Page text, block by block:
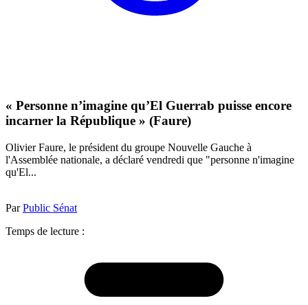
« Personne n’imagine qu’El Guerrab puisse encore
incarner la République » (Faure)
Olivier Faure, le président du groupe Nouvelle Gauche à
l'Assemblée nationale, a déclaré vendredi que "personne n'imagine
qu'El...
ParPublic Sénat
Temps de lecture :